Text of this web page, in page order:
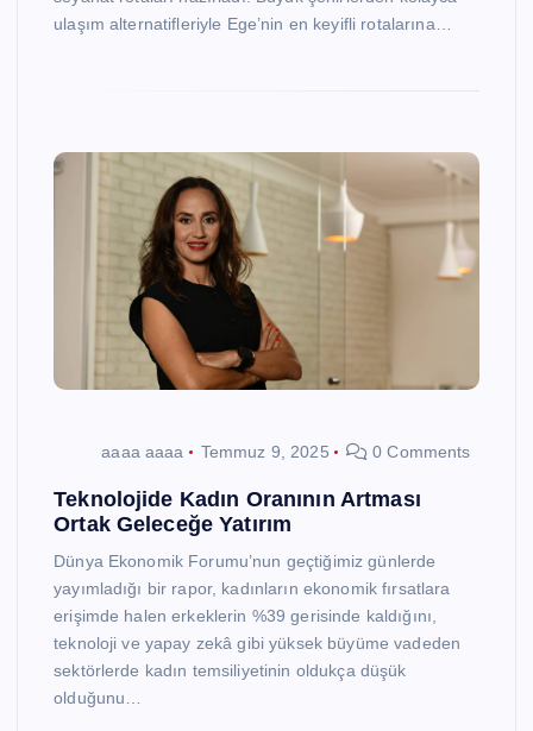
ulaşım alternatifleriyle Ege’nin en keyifli rotalarına…
aaaa aaaa Temmuz 9, 2025 0 Comments
Teknolojide Kadın Oranının Artması
Ortak Geleceğe Yatırım
Dünya Ekonomik Forumu’nun geçtiğimiz günlerde
yayımladığı bir rapor, kadınların ekonomik fırsatlara
erişimde halen erkeklerin %39 gerisinde kaldığını,
teknoloji ve yapay zekâ gibi yüksek büyüme vadeden
sektörlerde kadın temsiliyetinin oldukça düşük
olduğunu…